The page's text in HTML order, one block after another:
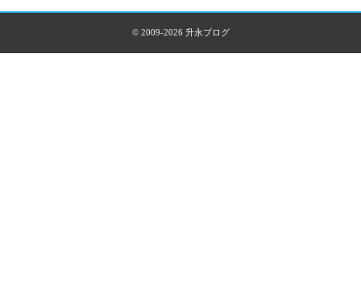
© 2009-2026 升永ブログ